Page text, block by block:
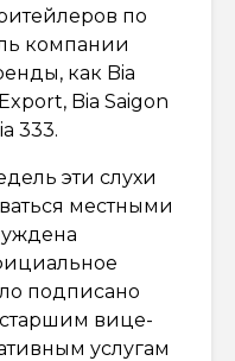
по
компании
как Bia
Bia Saigon
333.
эти слухи
местными
подписано
вице-
услугам